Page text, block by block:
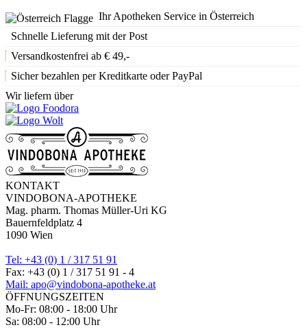
Ihr Apotheken Service in Österreich
Schnelle Lieferung mit der Post
Versandkostenfrei ab € 49,-
Sicher bezahlen per Kreditkarte oder PayPal
Wir liefern über
KONTAKT
VINDOBONA-APOTHEKE
Mag. pharm. Thomas Müller-Uri KG
Bauernfeldplatz 4
1090 Wien
Tel: +43 (0) 1 / 317 51 91
Fax: +43 (0) 1 / 317 51 91 - 4
Mail: apo@vindobona-apotheke.at
ÖFFNUNGSZEITEN
Mo-Fr: 08:00 - 18:00 Uhr
Sa: 08:00 - 12:00 Uhr